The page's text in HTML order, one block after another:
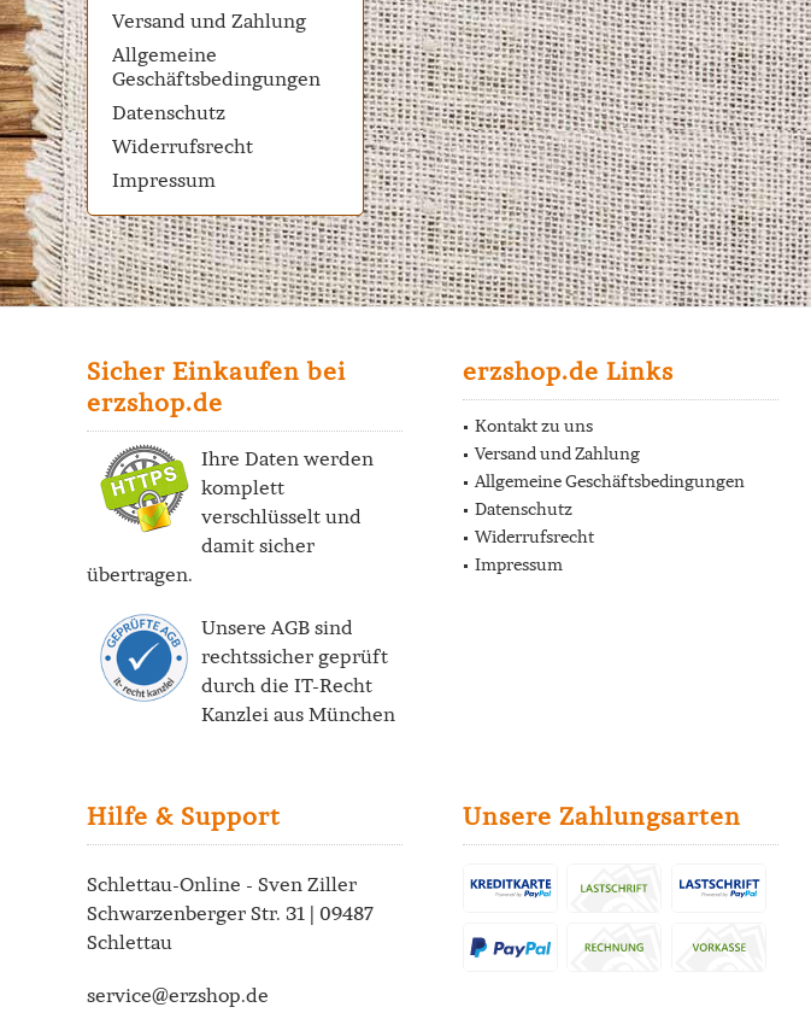
Versand und Zahlung
Allgemeine
Geschäftsbedingungen
Datenschutz
Widerrufsrecht
Impressum
Sicher Einkaufen bei
erzshop.de
Ihre Daten werden
komplett
verschlüsselt und
damit sicher
übertragen.
Unsere AGB sind
rechtssicher geprüft
durch die IT-Recht
Kanzlei aus München
erzshop.de Links
Kontakt zu uns
Versand und Zahlung
Allgemeine Geschäftsbedingungen
Datenschutz
Widerrufsrecht
Impressum
Hilfe & Support
Schlettau-Online - Sven Ziller
Schwarzenberger Str. 31 | 09487
Schlettau
service@erzshop.de
Unsere Zahlungsarten